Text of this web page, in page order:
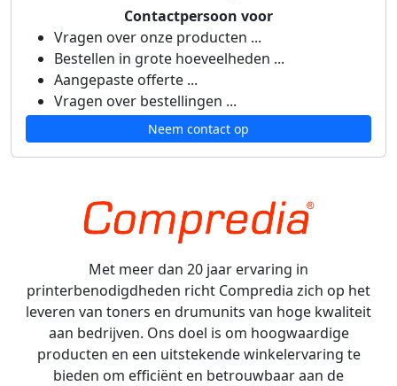
Contactpersoon voor
Vragen over onze producten ...
Bestellen in grote hoeveelheden ...
Aangepaste offerte ...
Vragen over bestellingen ...
Neem contact op
Met meer dan 20 jaar ervaring in
printerbenodigdheden richt Compredia zich op het
leveren van toners en drumunits van hoge kwaliteit
aan bedrijven. Ons doel is om hoogwaardige
producten en een uitstekende winkelervaring te
bieden om efficiënt en betrouwbaar aan de